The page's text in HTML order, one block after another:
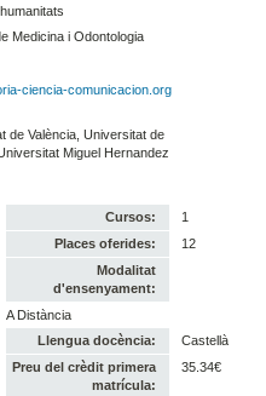
Medicina i Odontologia
ciencia-comunicacion.org
de València, Universitat de
Miguel Hernandez
Cursos:
1
Places oferides:
12
Modalitat
d'ensenyament:
A Distància
Llengua docència:
Castellà
Preu del crèdit primera
matrícula:
35.34€